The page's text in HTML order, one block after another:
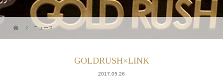
ニュース
GOLDRUSH×LINK
2017.05.26